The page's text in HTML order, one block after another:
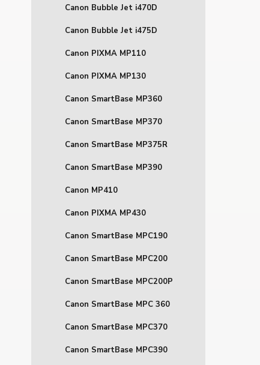
Canon Bubble Jet i470D
Canon Bubble Jet i475D
Canon PIXMA MP110
Canon PIXMA MP130
Canon SmartBase MP360
Canon SmartBase MP370
Canon SmartBase MP375R
Canon SmartBase MP390
Canon MP410
Canon PIXMA MP430
Canon SmartBase MPC190
Canon SmartBase MPC200
Canon SmartBase MPC200P
Canon SmartBase MPC 360
Canon SmartBase MPC370
Canon SmartBase MPC390